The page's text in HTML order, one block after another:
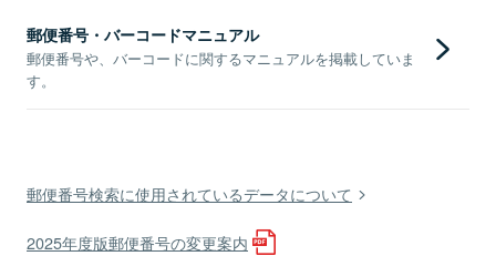
郵便番号・バーコードマニュアル
郵便番号や、バーコードに関するマニュアルを掲載していま
す。
郵便番号検索に使用されているデータについて
2025年度版郵便番号の変更案内